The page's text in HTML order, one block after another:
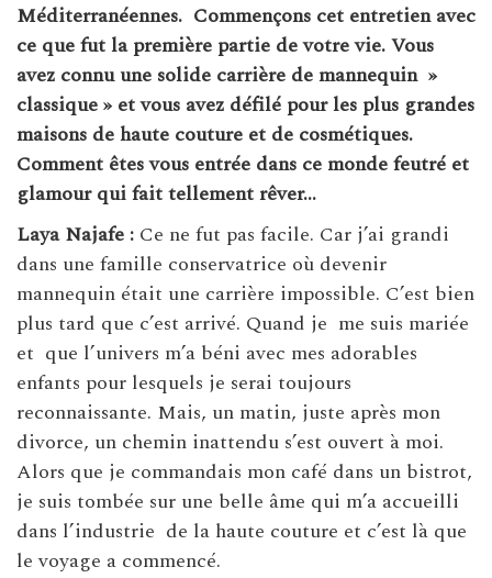
Méditerranéennes. Commençons cet entretien avec
ce que fut la première partie de votre vie. Vous
avez connu une solide carrière de mannequin »
classique » et vous avez défilé pour les plus grandes
maisons de haute couture et de cosmétiques.
Comment êtes vous entrée dans ce monde feutré et
glamour qui fait tellement rêver…
Laya Najafe : Ce ne fut pas facile. Car j’ai grandi
dans une famille conservatrice où devenir
mannequin était une carrière impossible. C’est bien
plus tard que c’est arrivé. Quand je me suis mariée
et que l’univers m’a béni avec mes adorables
enfants pour lesquels je serai toujours
reconnaissante. Mais, un matin, juste après mon
divorce, un chemin inattendu s’est ouvert à moi.
Alors que je commandais mon café dans un bistrot,
je suis tombée sur une belle âme qui m’a accueilli
dans l’industrie de la haute couture et c’est là que
le voyage a commencé.